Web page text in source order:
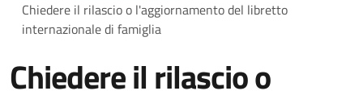
Chiedere il rilascio o l'aggiornamento del libretto
internazionale di famiglia
Chiedere il rilascio o